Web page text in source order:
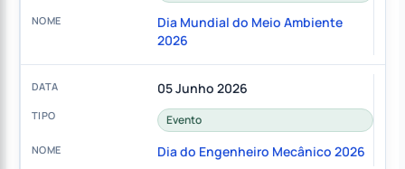
Dia Mundial do Meio Ambiente
2026
05 Junho 2026
Evento
Dia do Engenheiro Mecânico 2026